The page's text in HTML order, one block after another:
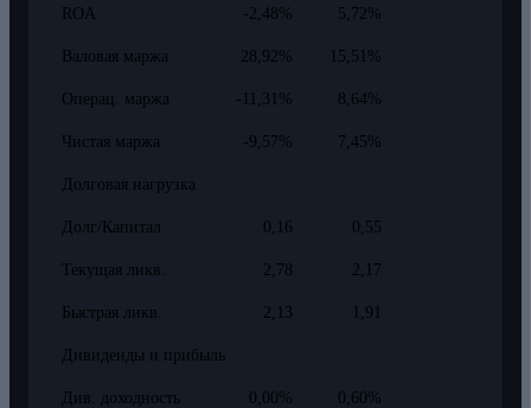
ROA -2,48% 5,72%
Валовая маржа 28,92% 15,51%
Операц. маржа -11,31% 8,64%
Чистая маржа -9,57% 7,45%
Долговая нагрузка
Долг/Капитал 0,16 0,55
Текущая ликв. 2,78 2,17
Быстрая ликв. 2,13 1,91
Дивиденды и прибыль
Див. доходность 0,00% 0,60%